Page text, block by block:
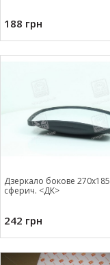
188 грн
Дзеркало бокове 270х185
сферич. <ДК>
242 грн